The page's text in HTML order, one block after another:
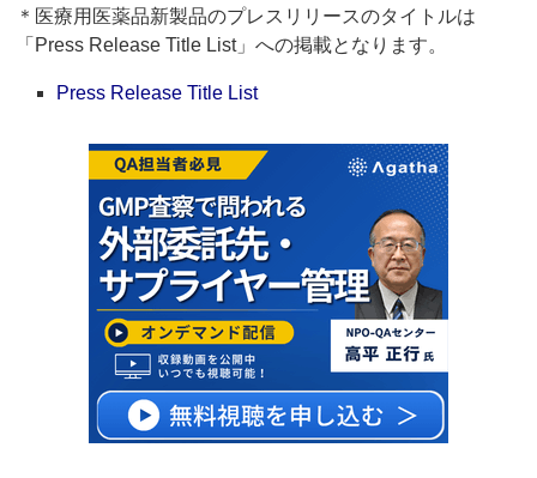
＊医療用医薬品新製品のプレスリリースのタイトルは
「Press Release Title List」への掲載となります。
Press Release Title List